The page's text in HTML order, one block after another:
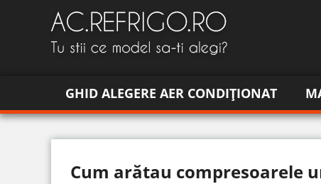
GHID ALEGERE AER CONDIȚIONAT
Cum arătau compresoarele